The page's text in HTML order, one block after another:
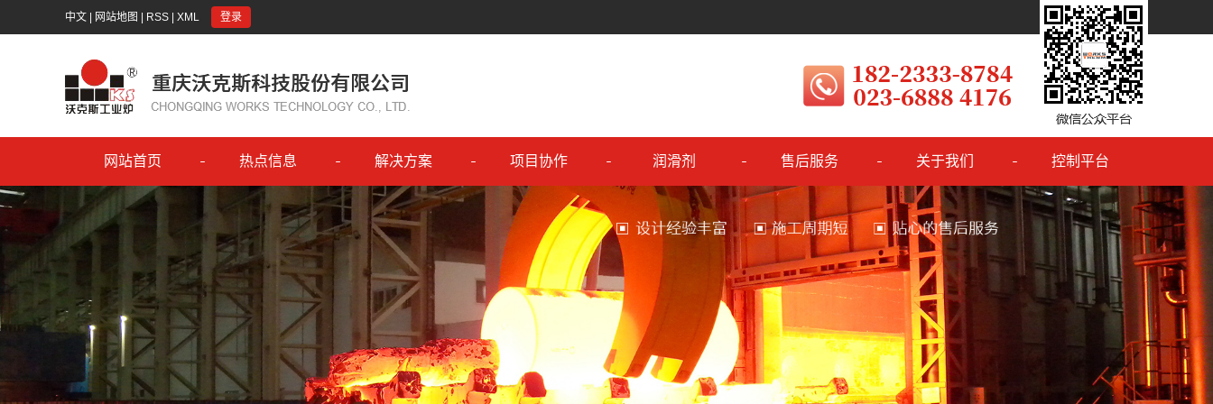
中文 网站地图 RSS XML 登录
网站首页 热点信息 解决方案 项目协作 润滑剂 售后服务 关于我们 控制平台